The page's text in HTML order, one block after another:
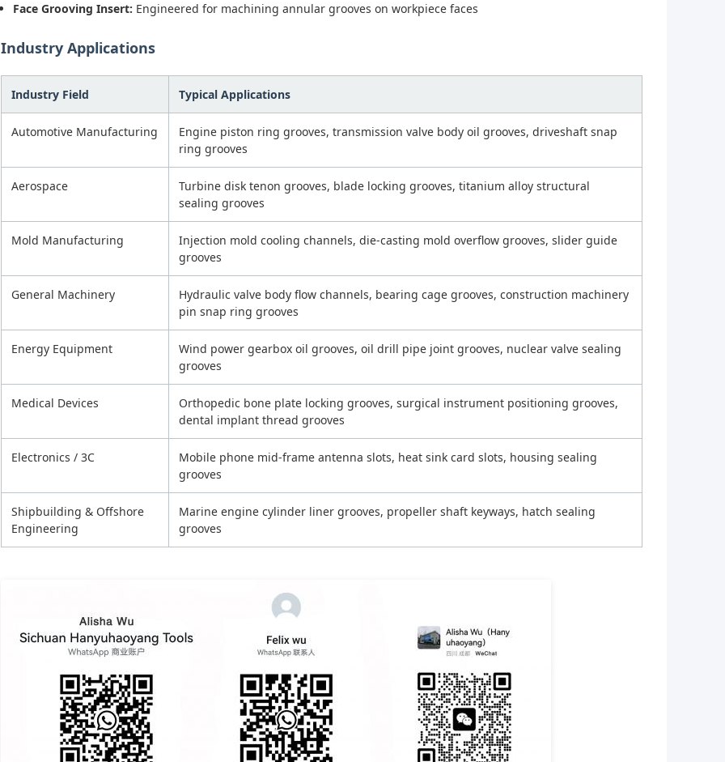
Face Grooving Insert: Engineered for machining annular grooves on workpiece faces
Industry Applications
Industry Field Typical Applications
Automotive Manufacturing
Engine piston ring grooves, transmission valve body oil grooves, driveshaft snap
ring grooves
Aerospace
Turbine disk tenon grooves, blade locking grooves, titanium alloy structural
sealing grooves
Mold Manufacturing
Injection mold cooling channels, die-casting mold overflow grooves, slider guide
grooves
General Machinery
Hydraulic valve body flow channels, bearing cage grooves, construction machinery
pin snap ring grooves
Energy Equipment
Wind power gearbox oil grooves, oil drill pipe joint grooves, nuclear valve sealing
grooves
Medical Devices
Orthopedic bone plate locking grooves, surgical instrument positioning grooves,
dental implant thread grooves
Electronics / 3C
Mobile phone mid-frame antenna slots, heat sink card slots, housing sealing
grooves
Shipbuilding & Offshore
Engineering
Marine engine cylinder liner grooves, propeller shaft keyways, hatch sealing
grooves